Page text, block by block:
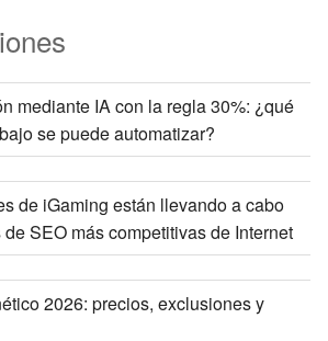
mediante IA con la regla 30%: ¿qué
se puede automatizar?
de iGaming están llevando a cabo
SEO más competitivas de Internet
2026: precios, exclusiones y